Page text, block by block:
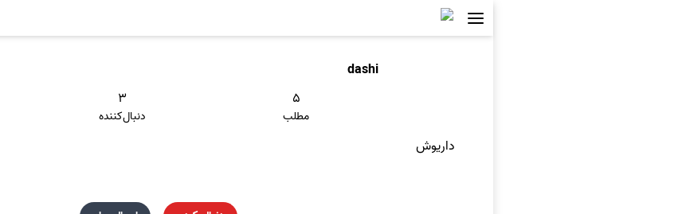
dashi
۵
مطلب
۳
دنبال‌کننده
داریوش